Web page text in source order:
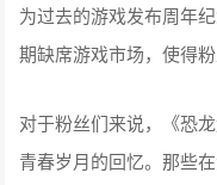
为过去的游戏发布周年
期缺席游戏市场，使得
对于粉丝们来说，《恐
青春岁月的回忆。那些